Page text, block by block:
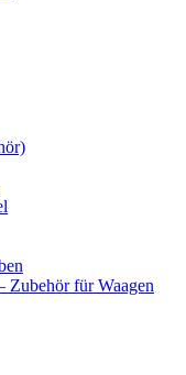
Zubehör für Waagen